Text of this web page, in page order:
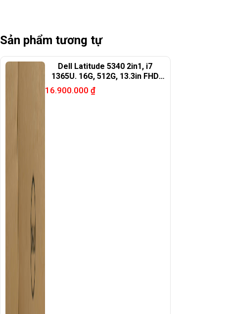
Sản phẩm tương tự
Dell Latitude 5340 2in1, i7
1365U. 16G, 512G, 13.3in FHD
touch X360
16.900.000 ₫